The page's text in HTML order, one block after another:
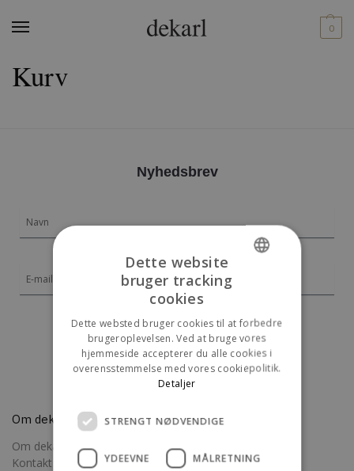
0
Kurv
Nyhedsbrev
Tilmeld
Om dekarl
Om dekarl
Kontakt os
Dette website
bruger tracking
cookies
Dette websted bruger cookies til at forbedre
brugeroplevelsen. Ved at bruge vores
hjemmeside accepterer du alle cookies i
overensstemmelse med vores cookiepolitik.
Detaljer
STRENGT NØDVENDIGE
YDEEVNE MÅLRETNING